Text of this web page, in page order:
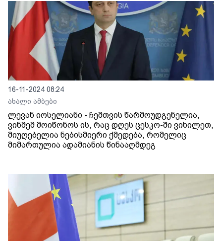
16-11-2024 08:24
ახალი ამბები
ლევან იოსელიანი - ჩემთვის წარმოუდგენელია,
ვინმემ მოიწონოს ის, რაც დღეს ცესკო-ში ვიხილეთ,
მიუღებელია ნებისმიერი ქმედება, რომელიც
მიმართულია ადამიანის წინააღმდეგ